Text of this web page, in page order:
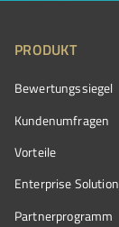
PRODUKT
Bewertungssiegel
Kundenumfragen
Vorteile
Enterprise Solution
Partnerprogramm